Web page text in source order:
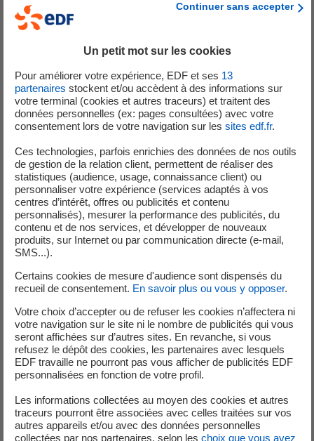
dans le cadre du dispositif des Certificats d’Économies
d’Énergie (CEE).
En savoir plus sur la Prime économies d’énergie
Efficacité énergétique
Prêt Travaux Copropriété
énergétique de votre copropriété
Lancez les travaux de rénovation énergétique dans vos
copropriétés avec le Prêt travaux copropriété
Domofinance, bonifié par EDF et financez jusqu’à 100%
des travaux éligibles.
En savoir plus sur le Prêt travaux copropriété
Continuer sans accepter
Un petit mot sur les cookies
Pour améliorer votre expérience, EDF et ses 13
partenaires stockent et/ou accèdent à des informations sur
votre terminal (cookies et autres traceurs) et traitent des
données personnelles (ex: pages consultées) avec votre
consentement lors de votre navigation sur les sites edf.fr.
Ces technologies, parfois enrichies des données de nos outils
de gestion de la relation client, permettent de réaliser des
statistiques (audience, usage, connaissance client) ou
personnaliser votre expérience (services adaptés à vos
centres d’intérêt, offres ou publicités et contenu
personnalisés), mesurer la performance des publicités, du
contenu et de nos services, et développer de nouveaux
produits, sur Internet ou par communication directe (e-mail,
SMS...).
Certains cookies de mesure d'audience sont dispensés du
recueil de consentement. En savoir plus ou vous y opposer.
Votre choix d’accepter ou de refuser les cookies n’affectera ni
votre navigation sur le site ni le nombre de publicités qui vous
seront affichées sur d’autres sites. En revanche, si vous
refusez le dépôt des cookies, les partenaires avec lesquels
EDF travaille ne pourront pas vous afficher de publicités EDF
personnalisées en fonction de votre profil.
Les informations collectées au moyen des cookies et autres
traceurs pourront être associées avec celles traitées sur vos
autres appareils et/ou avec des données personnelles
collectées par nos partenaires, selon les choix que vous avez